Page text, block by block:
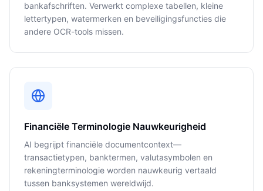
bankafschriften. Verwerkt complexe tabellen, kleine
lettertypen, watermerken en beveiligingsfuncties die
andere OCR-tools missen.
Financiële Terminologie Nauwkeurigheid
AI begrijpt financiële documentcontext—
transactietypen, banktermen, valutasymbolen en
rekeningterminologie worden nauwkeurig vertaald
tussen banksystemen wereldwijd.